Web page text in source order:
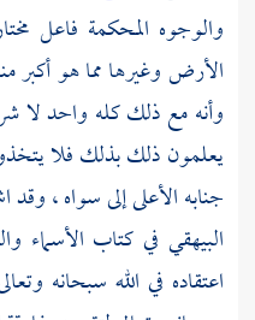
والوجوه المحكمة فاعل
الأرض وغيرها مما هو أكبر
وأنه مع ذلك كله واحد لا
يعلمون ذلك بذلك فلا
جنابه الأعلى إلى سواه ،
البيهقي في كتاب الأسماء
اعتقاده في الله سبحانه